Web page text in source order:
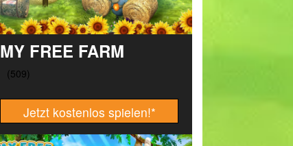
MY FREE FARM
Jetzt kostenlos spielen!*